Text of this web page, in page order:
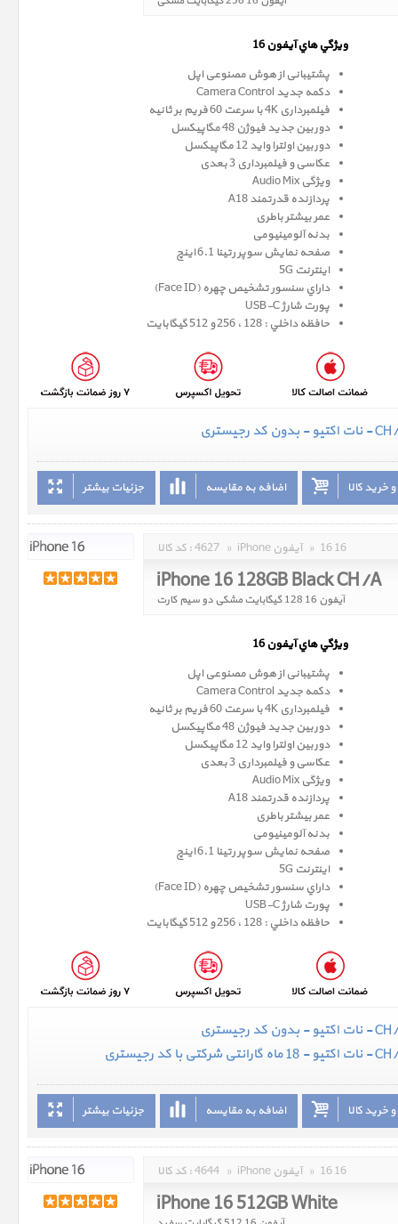
ويژگي هاي آيفون 16
پشتیبانی از هوش مصنوعی اپل
دکمه جدید Camera Control
فیلمبرداری 4K با سرعت 60 فریم بر ثانیه
دوربین جدید فیوژن 48 مگاپیکسل
دوربین اولترا واید 12 مگاپیکسل
عکاسی و فیلمبرداری 3 بعدی
ویژگی Audio Mix
پردازنده قدرتمند A18
عمر بیشتر باطری
بدنه آلومینیومی
صفحه نمايش سوپر رتينا 6.1 اينچ
اینترنت 5G
داراي سنسور تشخيص چهره (Face ID)
پورت شارژ USB-C
حافظه داخلي : 128 ، 256 و 512 گيگابايت
جزئیات بیشتر اضافه به مقایسه خرید کالا
کد کالا : 4627 » iPhone آیفون » 16 16
iPhone 16 128GB Black CH/A
آیفون 16 128 گیگابایت مشکی دو سیم کارت
ويژگي هاي آيفون 16
پشتیبانی از هوش مصنوعی اپل
دکمه جدید Camera Control
فیلمبرداری 4K با سرعت 60 فریم بر ثانیه
دوربین جدید فیوژن 48 مگاپیکسل
دوربین اولترا واید 12 مگاپیکسل
عکاسی و فیلمبرداری 3 بعدی
ویژگی Audio Mix
پردازنده قدرتمند A18
عمر بیشتر باطری
بدنه آلومینیومی
صفحه نمايش سوپر رتينا 6.1 اينچ
اینترنت 5G
داراي سنسور تشخيص چهره (Face ID)
پورت شارژ USB-C
حافظه داخلي : 128 ، 256 و 512 گيگابايت
جزئیات بیشتر اضافه به مقایسه خرید کالا
کد کالا : 4644 » iPhone آیفون » 16 16
iPhone 16 512GB White